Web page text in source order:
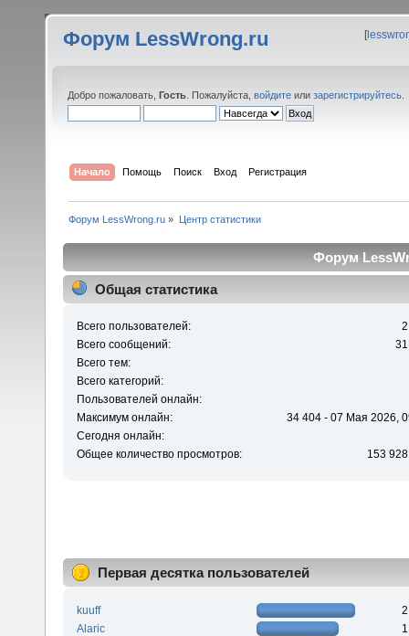
Форум LessWrong.ru [
Добро пожаловать, Гость . Пожалуйста, войдите или зарегистрируйтесь
Начало Помощь Поиск Вход Регистрация
Форум LessWrong.ru » Центр статистики
Форум
Общая статистика
Всего пользователей:
Всего сообщений:
Всего тем:
Всего категорий:
Пользователей онлайн:
Максимум онлайн:
34 404 - 07 Мая 2026,
Сегодня онлайн:
Общее количество просмотров:
153
Первая десятка пользователей
kuuff
Alaric